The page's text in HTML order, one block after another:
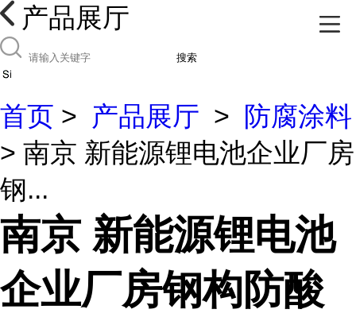
产品展厅
搜索
首页 > 产品展厅 >
防腐涂料
> 南京 新能源锂电池企业厂房
钢...
南京 新能源锂电池
企业厂房钢构防酸